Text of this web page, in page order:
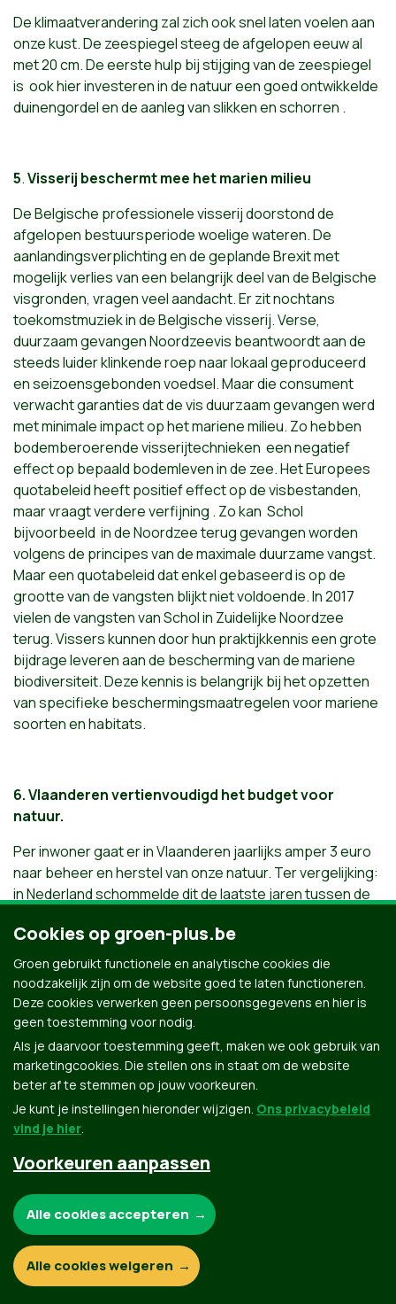
De klimaatverandering zal zich ook snel laten voelen aan
onze kust. De zeespiegel steeg de afgelopen eeuw al
met 20 cm. De eerste hulp bij stijging van de zeespiegel
is ook hier investeren in de natuur een goed ontwikkelde
duinengordel en de aanleg van slikken en schorren .
5.Visserij beschermt mee het marien milieu
De Belgische professionele visserij doorstond de
afgelopen bestuursperiode woelige wateren. De
aanlandingsverplichting en de geplande Brexit met
mogelijk verlies van een belangrijk deel van de Belgische
visgronden, vragen veel aandacht. Er zit nochtans
toekomstmuziek in de Belgische visserij. Verse,
duurzaam gevangen Noordzeevis beantwoordt aan de
steeds luider klinkende roep naar lokaal geproduceerd
en seizoensgebonden voedsel. Maar die consument
verwacht garanties dat de vis duurzaam gevangen werd
met minimale impact op het mariene milieu. Zo hebben
bodemberoerende visserijtechnieken een negatief
effect op bepaald bodemleven in de zee. Het Europees
quotabeleid heeft positief effect op de visbestanden,
maar vraagt verdere verfijning . Zo kan Schol
bijvoorbeeld in de Noordzee terug gevangen worden
volgens de principes van de maximale duurzame vangst.
Maar een quotabeleid dat enkel gebaseerd is op de
grootte van de vangsten blijkt niet voldoende. In 2017
vielen de vangsten van Schol in Zuidelijke Noordzee
terug. Vissers kunnen door hun praktijkkennis een grote
bijdrage leveren aan de bescherming van de mariene
biodiversiteit. Deze kennis is belangrijk bij het opzetten
van specifieke beschermingsmaatregelen voor mariene
soorten en habitats.
6. Vlaanderen vertienvoudigd het budget voor
natuur.
Per inwoner gaat er in Vlaanderen jaarlijks amper 3 euro
naar beheer en herstel van onze natuur. Ter vergelijking:
in Nederland schommelde dit de laatste jaren tussen de
duurzame toekomst met natuur als deel van de oplossing
is moeten we het budget vertienvoudigen. Dit is
trouwens een goede investering met heel wat
terugverdien effecten. Natuur is essentieel om
klimaatverandering op te vangen, ecosysteemdiensten
in stand te houden, het welzijn van de mens te verhogen.
Groen.be
Cookies op groen-plus.be
Groen gebruikt functionele en analytische cookies die
noodzakelijk zijn om de website goed te laten functioneren.
Deze cookies verwerken geen persoonsgegevens en hier is
geen toestemming voor nodig.
Als je daarvoor toestemming geeft, maken we ook gebruik van
marketingcookies. Die stellen ons in staat om de website
beter af te stemmen op jouw voorkeuren.
Je kunt je instellingen hieronder wijzigen. Ons privacybeleid
vind je hier.
Voorkeuren aanpassen
Functionele en analytische cookies:
Alle cookies accepteren
Alle cookies weigeren